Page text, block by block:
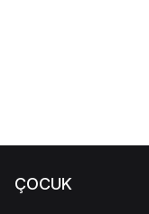
ÇOCUK